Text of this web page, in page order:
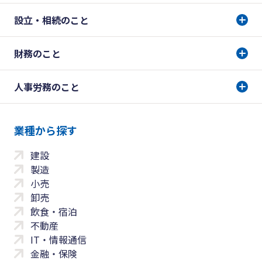
設立・相続のこと
財務のこと
人事労務のこと
業種から探す
建設
製造
小売
卸売
飲食・宿泊
不動産
IT・情報通信
金融・保険